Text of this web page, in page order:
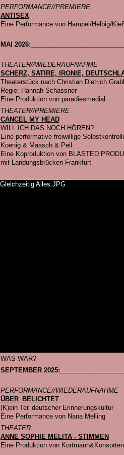
PERFORMANCE//PREMIERE
ANTISEX
Eine Performance von Hampel/Helbig/
MAI
THEATER//WIEDERAUFNAHME
SCHERZ, SATIRE, IRONIE,
Theaterstück nach Christian Dietrich
Regie: Hannah Schassner
Eine Produktion von paradiesmedial
THEATER//PREMIERE
CANCEL MY HEAD
WILL ICH DAS NOCH HÖREN?
Eine performative freiwillige
Koenig & Maasch & Peil
Eine Koproduktion von BLASTED
mit Landungsbrücken Frankfurt
WAS WAR?
SEPTEMBER
PERFORMANCE//WIEDERAUFNAHME
ÜBER_BELICHTET
(K)ein Teil deutscher Erinnerungskultur
Eine Performance von Nana Melling
THEATER
ANNE SOPHIE MELITA - STIMMEN
Eine Produktion von Kortmann&Konsorten